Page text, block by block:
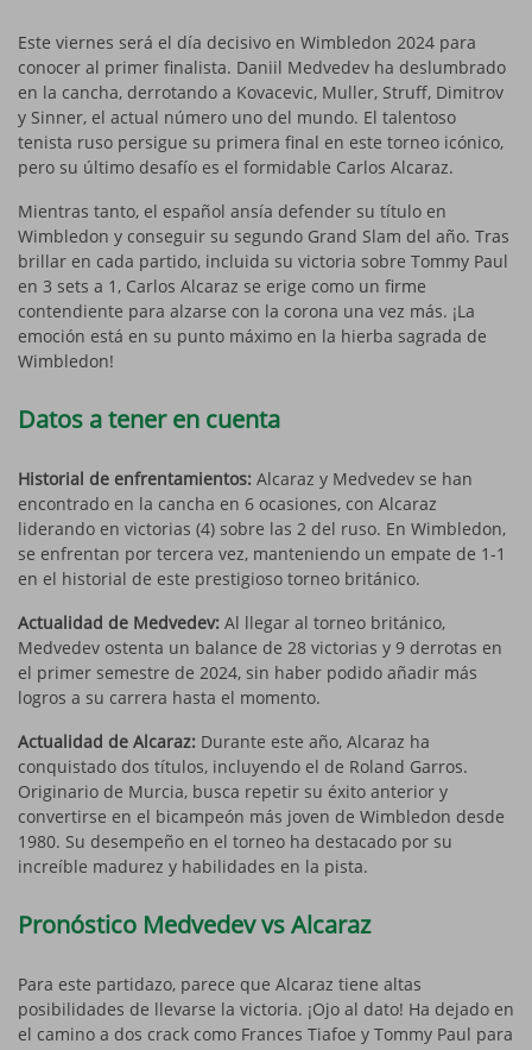
Este viernes será el día decisivo en Wimbledon 2024 para
conocer al primer finalista. Daniil Medvedev ha deslumbrado
en la cancha, derrotando a Kovacevic, Muller, Struff, Dimitrov
y Sinner, el actual número uno del mundo. El talentoso
tenista ruso persigue su primera final en este torneo icónico,
pero su último desafío es el formidable Carlos Alcaraz.
Mientras tanto, el español ansía defender su título en
Wimbledon y conseguir su segundo Grand Slam del año. Tras
brillar en cada partido, incluida su victoria sobre Tommy Paul
en 3 sets a 1, Carlos Alcaraz se erige como un firme
contendiente para alzarse con la corona una vez más. ¡La
emoción está en su punto máximo en la hierba sagrada de
Wimbledon!
Datos a tener en cuenta
Historial de enfrentamientos: Alcaraz y Medvedev se han
encontrado en la cancha en 6 ocasiones, con Alcaraz
liderando en victorias (4) sobre las 2 del ruso. En Wimbledon,
se enfrentan por tercera vez, manteniendo un empate de 1-1
en el historial de este prestigioso torneo británico.
Actualidad de Medvedev: Al llegar al torneo británico,
Medvedev ostenta un balance de 28 victorias y 9 derrotas en
el primer semestre de 2024, sin haber podido añadir más
logros a su carrera hasta el momento.
Actualidad de Alcaraz: Durante este año, Alcaraz ha
conquistado dos títulos, incluyendo el de Roland Garros.
Originario de Murcia, busca repetir su éxito anterior y
convertirse en el bicampeón más joven de Wimbledon desde
1980. Su desempeño en el torneo ha destacado por su
increíble madurez y habilidades en la pista.
Pronóstico Medvedev vs Alcaraz
Para este partidazo, parece que Alcaraz tiene altas
posibilidades de llevarse la victoria. ¡Ojo al dato! Ha dejado en
el camino a dos crack como Frances Tiafoe y Tommy Paul para